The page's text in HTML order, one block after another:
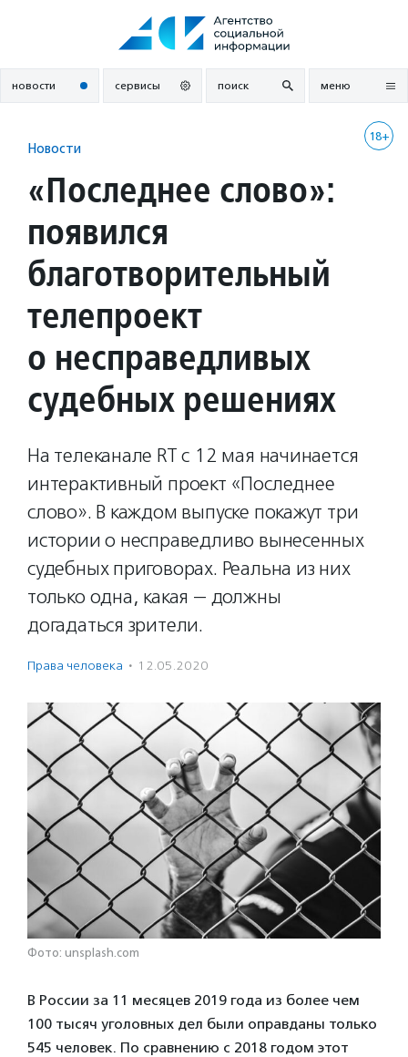
новости сервисы поиск меню
18+
Новости
«Последнее слово»:
появился
благотворительный
телепроект
о несправедливых
судебных решениях
На телеканале RT с 12 мая начинается
интерактивный проект «Последнее
слово». В каждом выпуске покажут три
истории о несправедливо вынесенных
судебных приговорах. Реальна из них
только одна, какая — должны
догадаться зрители.
Права человека · 12.05.2020
Фото: unsplash.com
В России за 11 месяцев 2019 года из более чем
100 тысяч уголовных дел были оправданы только
545 человек. По сравнению с 2018 годом этот